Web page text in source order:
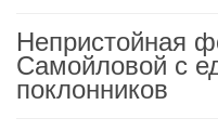
Непристойная
Самойловой с
поклонников